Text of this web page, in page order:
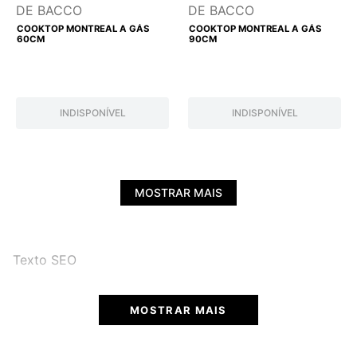
DE BACCO
COOKTOP MONTREAL A GÁS
60CM
INDISPONÍVEL
DE BACCO
COOKTOP MONTREAL A GÁS
90CM
INDISPONÍVEL
MOSTRAR MAIS
Texto SEO
MOSTRAR MAIS